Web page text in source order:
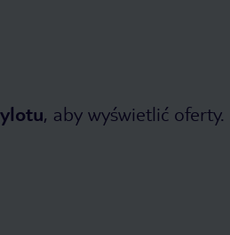
, aby wyświetlić oferty.